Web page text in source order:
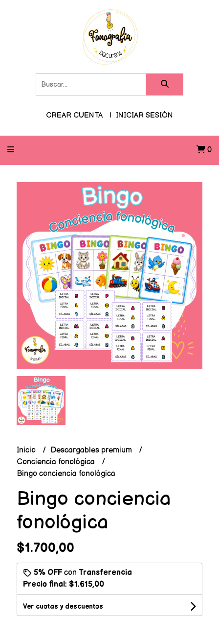
CREAR CUENTA INICIAR SESIÓN
0
Inicio
Descargables premium
Conciencia fonológica
Bingo conciencia fonológica
Bingo conciencia
fonológica
$1.700,00
5% OFFcon Transferencia
Precio final: $1.615,00
Ver cuotas y descuentos